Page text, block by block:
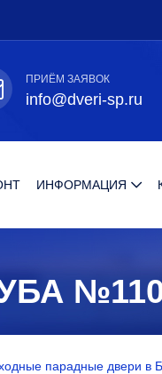
ПРИЁМ ЗАЯВОК
info@dveri-sp.ru
ИНФОРМАЦИЯ
парадные двери в